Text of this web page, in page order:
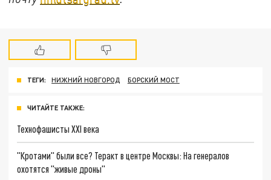
ТЕГИ: НИЖНИЙ НОВГОРОД БОРСКИЙ МОСТ
ЧИТАЙТЕ ТАКЖЕ:
Технофашисты XXI века
"Кротами" были все? Теракт в центре Москвы: На генералов
охотятся "живые дроны"